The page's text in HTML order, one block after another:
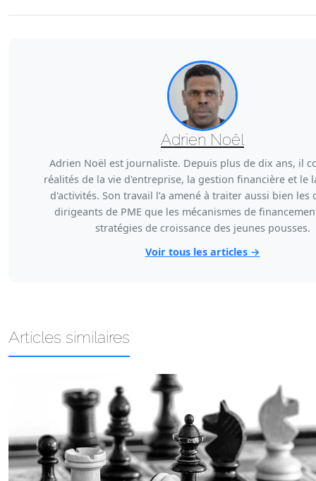
Adrien Noël
Adrien Noël est journaliste. Depuis plus de dix ans, il
réalités de la vie d'entreprise, la gestion financière et le
d'activités. Son travail l’a amené à traiter aussi bien les
dirigeants de PME que les mécanismes de
stratégies de croissance des jeunes pousses.
Voir tous les articles →
Articles similaires